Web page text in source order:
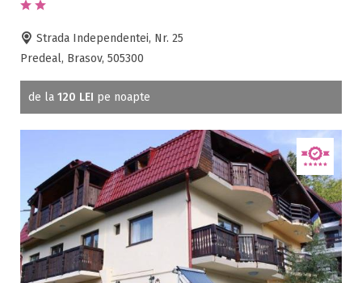
Tip oferta
Toate tipurile de oferte
Oferta 1 Decembrie 2026 ( 1 )
Oferta Craciun 2026 ( 1 )
Oferta Revelion 2027 ( 1 )
Oferta Tabere ( 4 )
Oferta pentru Grupuri ( 1 )
Oferta City Break ( 1 )
Oferta Spa & Wellness ( 2 )
Oferta pachet ( 2 )
Oferta pentru Elevi ( 1 )
Strada Independentei, Nr. 25
Predeal, Brasov, 505300
de la 120 LEI pe noapte